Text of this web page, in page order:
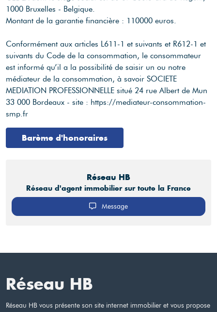
1000 Bruxelles - Belgique.
Montant de la garantie financière : 110000 euros.
Conformément aux articles L611-1 et suivants et R612-1 et
suivants du Code de la consommation, le consommateur
est informé qu’il a la possibilité de saisir un ou notre
médiateur de la consommation, à savoir SOCIETE
MEDIATION PROFESSIONNELLE situé 24 rue Albert de Mun
33 000 Bordeaux - site : https://mediateur-consommation-
smp.fr
Barème d'honoraires
Réseau HB
Réseau d'agent immobilier sur toute la France
Message
Réseau HB
Réseau HB vous présente son site internet immobilier et vous propose